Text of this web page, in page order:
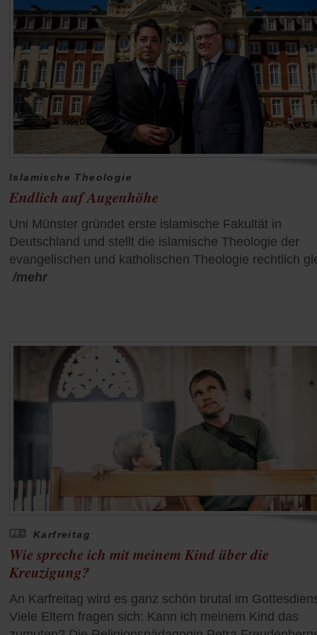
Islamische Theologie
Endlich auf Augenhöhe
Uni Münster gründet erste islamische Fakultät in
Deutschland und stellt die islamische Theologie der
evangelischen und katholischen Theologie rechtlich
/mehr
Karfreitag
Wie spreche ich mit meinem Kind über die
Kreuzigung?
An Karfreitag wird es ganz schön brutal im
Viele Eltern fragen sich: Kann ich meinem Kind das